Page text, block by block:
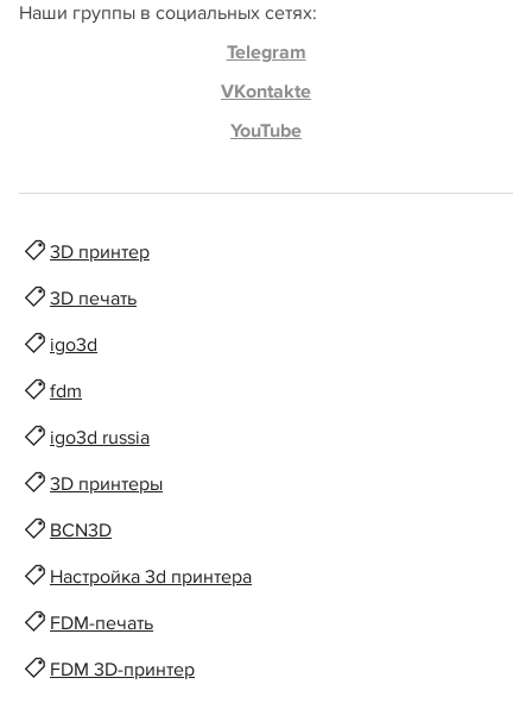
Наши группы в социальных сетях:
Telegram
VKontakte
YouTube
3D принтер
3D печать
igo3d
fdm
igo3d russia
3D принтеры
BCN3D
Настройка 3d принтера
FDM-печать
FDM 3D-принтер